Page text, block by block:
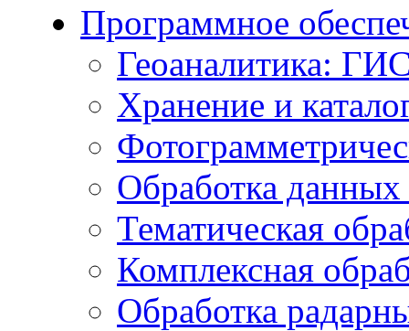
Программное
Геоаналитика:
Хранение и
Обработка
Тематическая
Комплексная
Обработка